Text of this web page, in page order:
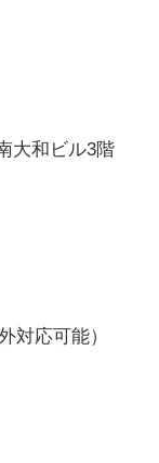
大和ビル3階
対応可能）